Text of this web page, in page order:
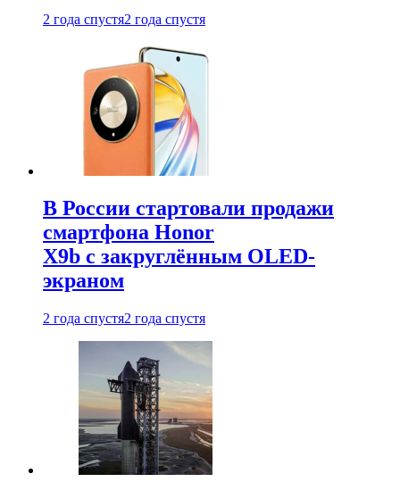
2 года спустя2 года спустя
В России стартовали продажи
смартфона Honor
X9b с закруглённым OLED-
экраном
2 года спустя2 года спустя